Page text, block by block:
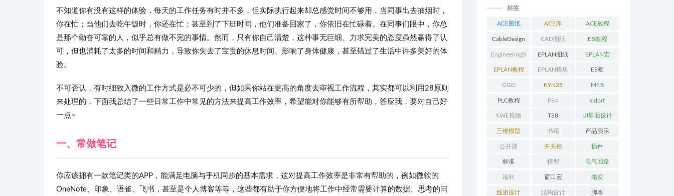
不知道你有没有这样的体验，每天的工作任务有时并不多，但实际执行起来却总感觉时间不够用，当同事出去抽烟时，
你在忙；当他们去吃午饭时，你还在忙；甚至到了下班时间，他们准备回家了，你依旧在忙碌着。在同事们眼中，你总
是那个勤奋可靠的人，似乎总有做不完的事情。然而，只有你自己清楚，这种事无巨细、力求完美的态度虽然赢得了认
可，但也消耗了太多的时间和精力，导致你失去了宝贵的休息时间、影响了身体健康，甚至错过了生活中许多美好的体
验。
不可否认，有时细致入微的工作方式是必不可少的，但如果你站在更高的角度去审视工作流程，其实都可以利用28原则
来处理的，下面我总结了一些日常工作中常见的方法来提高工作效率，希望能对你能够有所帮助，答应我，要对自己好
一点~
一、常做笔记
你应该拥有一款笔记类的APP，能满足电脑与手机同步的基本需求，这对提高工作效率是非常有帮助的，例如微软的
OneNote、印象、语雀、飞书，甚至是个人博客等等，这些都有助于你方便地将工作中经常需要计算的数据、思考的问
标签
ACE图纸 ACE库 ACE教程
CableDesign CAD图纸 EB教程
EngineeringB
ase教程
EPLAN图纸 EPLAN宏
EPLAN教程 EPLAN模块 ES柜
GGD KYN28 MNS
PLC教程 PS4 sldprt
SWE视频 TS8 UI界面设计
三维模型 书籍 产品演示
公开课 开关柜 插件
标准 模型 电气回路
福利 窗口宏 箱变
线束设计 结构设计 脚本